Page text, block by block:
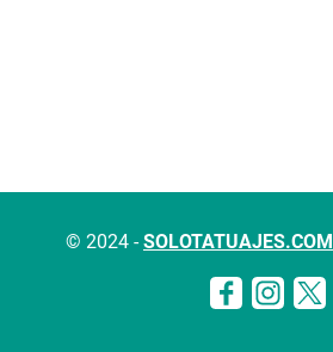
© 2024 -SOLOTATUAJES.COM